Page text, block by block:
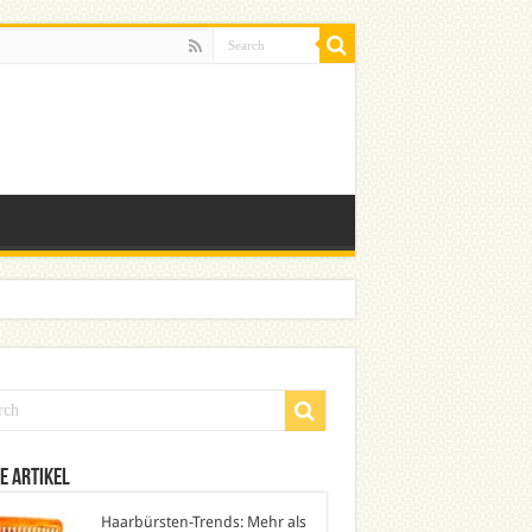
Artikel
Haarbürsten-Trends: Mehr als